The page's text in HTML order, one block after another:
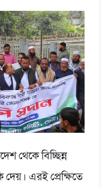
থেকে বিচ্ছিন্ন
এরই প্রেক্ষিতে